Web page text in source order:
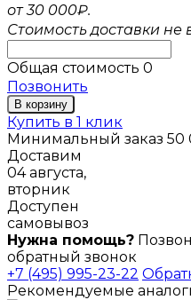
от 30 000₽.
Стоимость доставки
Общая стоимость 0
Позвонить
В корзину
Купить в 1 клик
Минимальный заказ 50
Доставим
04 августа,
вторник
Доступен
самовывоз
Нужна помощь?
обратный звонок
+7 (495) 995-23-22
Рекомендуемые